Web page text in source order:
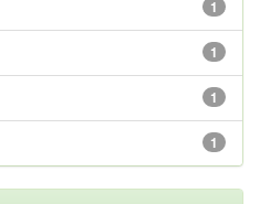
1
1
1
1